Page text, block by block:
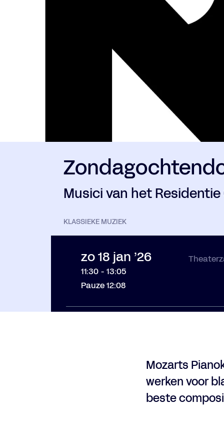
Musici van het
KLASSIEKE MUZIEK
zo 18 jan ’26
11:30 - 13:05
Pauze 12:08
Mozarts
werken voor
beste